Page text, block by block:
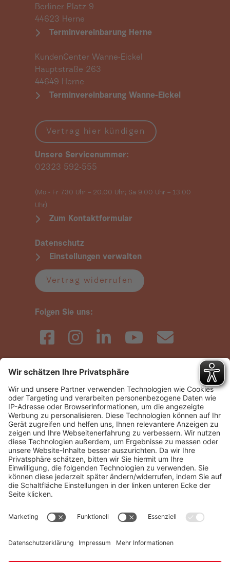
Berliner Platz 9
44623 Herne
Terminvereinbarung Herne
KundenCenter Wanne-Eickel
Hauptstraße 263
44649 Herne
Terminvereinbarung Wanne-Eickel
Vertrag hier kündigen
Unsere Servicenummer:
02323 592-555
(Mo - Fr 7.30 Uhr – 20.00 Uhr; Sa 9.00 Uhr – 13.00
Uhr)
Zum Kontaktformular
Datenschutz
Einstellungen verwalten
Vertrag widerrufen
Folgen Sie uns:
Kundenservice
Karriere
Bonuswelt
Vertrag kündigen
Newsletter
Marktpartnerkommunikation
Bewerten Sie uns!